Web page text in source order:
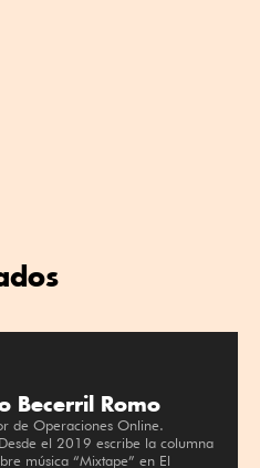
Becerril Romo
de Operaciones Online.
el 2019 escribe la columna
música “Mixtape” en El